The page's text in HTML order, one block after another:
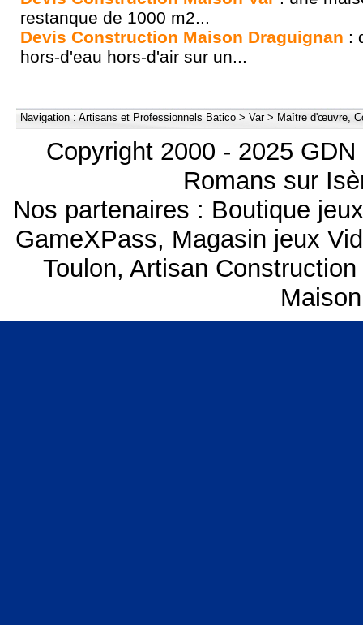
restanque de 1000 m2...
Devis Construction Maison Draguignan :
hors-d'eau hors-d'air sur un...
Navigation : Artisans et Professionnels Batico > Var> Maître d'œuvre,
Copyright 2000 - 2025
Romans sur
Nos partenaires : Boutique
GameXPass, Magasin jeux
Toulon, Artisan